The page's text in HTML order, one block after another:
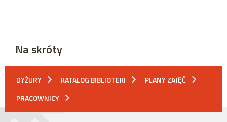
Na skróty
DYŻURY KATALOG BIBLIOTEKI
PLANY ZAJĘĆ
PRACOWNICY